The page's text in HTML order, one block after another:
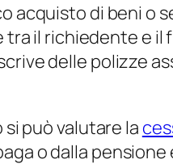
acquisto di beni o
il richiedente e il
delle polizze
può valutare la
o dalla pensione